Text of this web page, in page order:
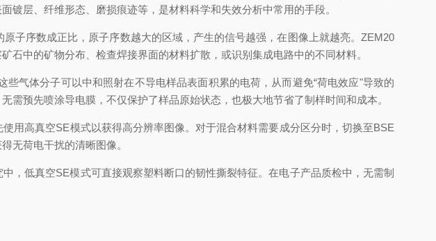
层、纤维形态、磨损痕迹等，是材料科学和失效分析中常用的手段。
子序数成正比，原子序数越大的区域，产生的信号越强，在图像上就越亮。ZEM20
中的矿物分布、检查焊接界面的材料扩散，或识别集成电路中的不同材料。
气体分子可以中和照射在不导电样品表面积累的电荷，从而避免“荷电效应"导致的
预先喷涂导电膜，不仅保护了样品原始状态，也极大地节省了制样时间和成本。
用高真空SE模式以获得高分辨率图像。对于混合材料需要成分区分时，切换至BSE
无荷电干扰的清晰图像。
，低真空SE模式可直接观察塑料断口的韧性撕裂特征。在电子产品质检中，无需制